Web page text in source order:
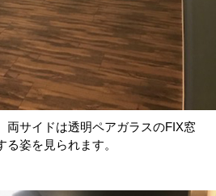
両サイドは透明ペアガラスのFIX窓
姿を見られます。